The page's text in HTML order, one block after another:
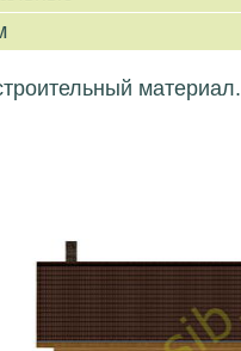
материал.